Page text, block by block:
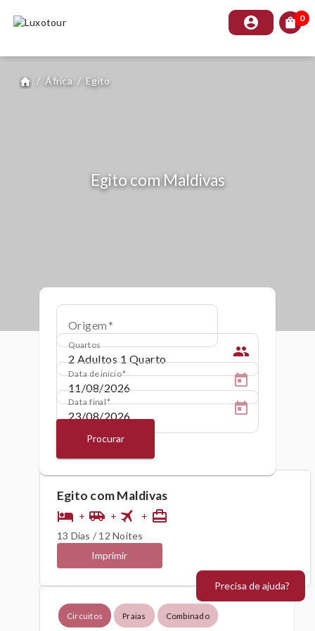
account_circle shopping_bag 0
home / África / Egito
Egito com Maldivas
Origem
Quartos people
Data de início
Data final
Procurar
Circuitos Praias Combinado
Egito com Maldivas
hotel + airport_shuttle + flight + card_travel
13 Dias / 12 Noites
Imprimir
Precisa de ajuda?